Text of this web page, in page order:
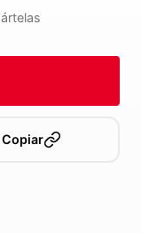
Copiar